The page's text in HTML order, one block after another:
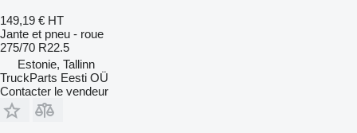
149,19 € HT
Jante et pneu - roue
275/70 R22.5
Estonie, Tallinn
TruckParts Eesti OÜ
Contacter le vendeur